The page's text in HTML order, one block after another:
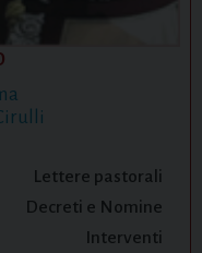
Lettere pastorali
Decreti e Nomine
Interventi